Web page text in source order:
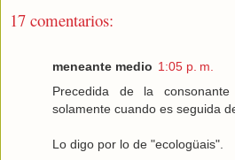
17 comentarios:
meneante medio 1:05 p. m.
Precedida de la
solamente cuando es seguida
Lo digo por lo de "ecologüais".